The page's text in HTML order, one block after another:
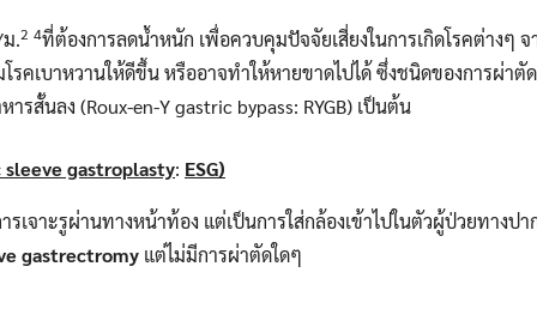
.2 4ที่ต้องการลดน้ำหนัก เพื่อควบคุมปัจจัยเสี่ยงในการเกิดโรคต่างๆ
รคเบาหวานให้ดีขึ้น หรืออาจทำให้หายขาดไปได้ ซึ่งชนิดของการผ่า
สั้นลง (Roux-en-Y gastric bypass: RYGB) เป็นต้น
sleeve gastroplasty: ESG)
จาะรูผ่านทางหน้าท้อง แต่เป็นการใส่กล้องเข้าไปในตัวผู้ป่วยทางป
gastrectromy แต่ไม่มีการผ่าตัดใดๆ